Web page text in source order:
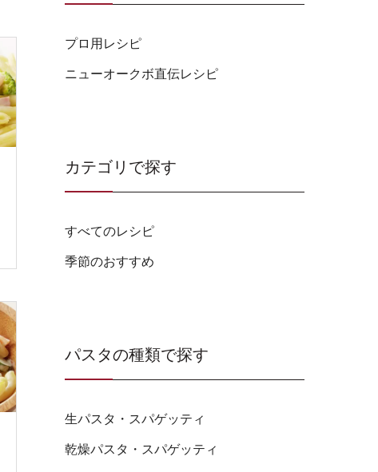
プロ用レシピ
ニューオークボ直伝レシピ
カテゴリで探す
すべてのレシピ
季節のおすすめ
パスタの種類で探す
生パスタ・スパゲッティ
乾燥パスタ・スパゲッティ